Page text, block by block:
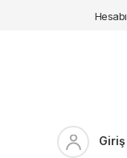
Giriş